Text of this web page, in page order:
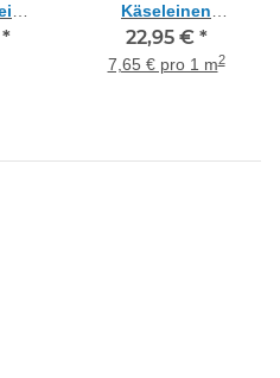
*
Käseleinen
Längsstreifen weiß
transparent, Meterware
22,95 € *
7,65 € pro 1 m2